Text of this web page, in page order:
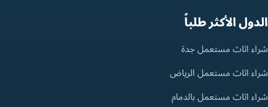
الدول الأكثر طلباً
شراء اثاث مستعمل جدة
شراء اثاث مستعمل الرياض
شراء اثاث مستعمل بالدمام